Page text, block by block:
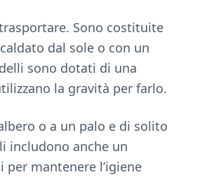
Sono costituite
dal sole o con un
sono dotati di una
la gravità per farlo.
o a un palo e di solito
includono anche un
mantenere l’igiene